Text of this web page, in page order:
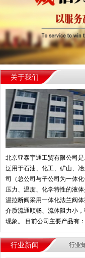
关于我们
北京亚泰宇通工贸有限公司
泛用于石油、化工、矿山、
司（总公司与子公司为一体
压力、温度、化学特性的液
温拉断阀采用一体化法兰阀
介质流通顺畅、流体阻力小
现象。 目前公司主要产品有
行业新闻 行业